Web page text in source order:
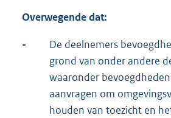
Overwegende dat:
-
De deelnemers
grond van onder andere
waaronder
aanvragen om
houden van toezicht en